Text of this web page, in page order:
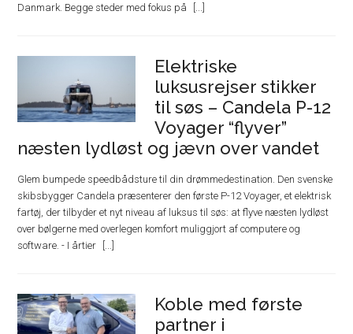
Danmark. Begge steder med fokus på
Elektriske
luksusrejser stikker
til søs – Candela P-12
Voyager “flyver”
næsten lydløst og jævn over vandet
Glem bumpede speedbådsture til din drømmedestination. Den svenske
skibsbygger Candela præsenterer den første P-12 Voyager, et elektrisk
fartøj, der tilbyder et nyt niveau af luksus til søs: at flyve næsten lydløst
over bølgerne med overlegen komfort muliggjort af computere og
software. - I årtier
Koble med første
partner i